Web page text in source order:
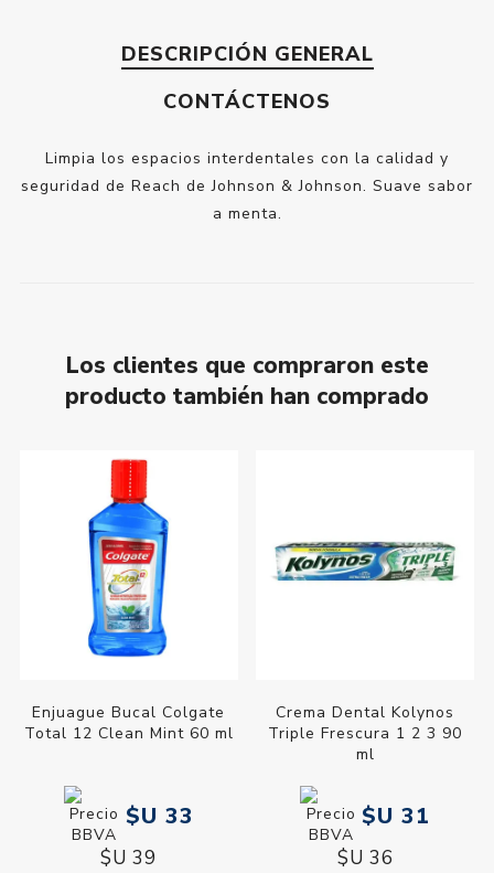
DESCRIPCIÓN GENERAL
CONTÁCTENOS
Limpia los espacios interdentales con la calidad y
seguridad de Reach de Johnson & Johnson. Suave sabor
a menta.
Los clientes que compraron este
producto también han comprado
Enjuague Bucal Colgate
Total 12 Clean Mint 60 ml
$U 33
$U 39
Crema Dental Kolynos
Triple Frescura 1 2 3 90
ml
$U 31
$U 36